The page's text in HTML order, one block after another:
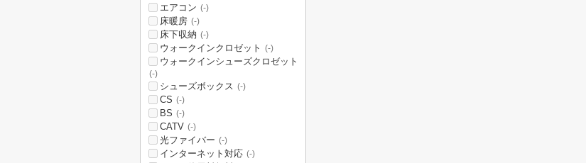
エアコン (-)
床暖房 (-)
床下収納 (-)
ウォークインクロゼット (-)
ウォークインシューズクロゼット
(-)
シューズボックス (-)
CS (-)
BS (-)
CATV (-)
光ファイバー (-)
インターネット対応 (-)